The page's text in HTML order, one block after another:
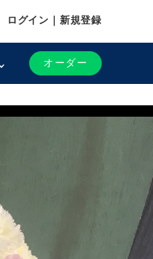
ログイン｜新規登録
オーダー